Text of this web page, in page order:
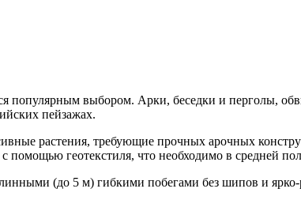
популярным выбором. Арки, беседки и перголы,
пейзажах.
растения, требующие прочных арочных
помощью геотекстиля, что необходимо в средней
(до 5 м) гибкими побегами без шипов и